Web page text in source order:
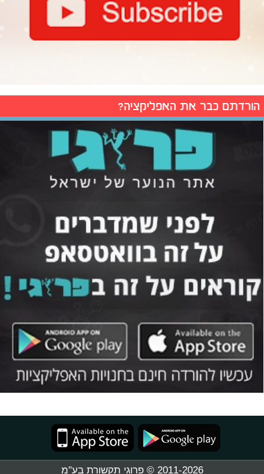
הורדתם כבר את האפליקציה?
2011-2026 © פרוגי תקשורת בע"מ